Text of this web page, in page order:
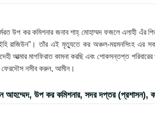
উপ কর কমিশনার জনাব শাহ্ মোহাম্মদ ফজলে এলাহী এঁর
রাজিউন”। তাঁর এই মৃত্যুতে কর অঞ্চল-ময়মনসিংহ এর
আত্মার মাগফিরাত কামনা করছি এবং শোকসন্তপ্ত
ফেরদৌস নসীব করুন, আমীন।
আহম্মেদ, উপ কর কমিশনার, সদর দপ্তর